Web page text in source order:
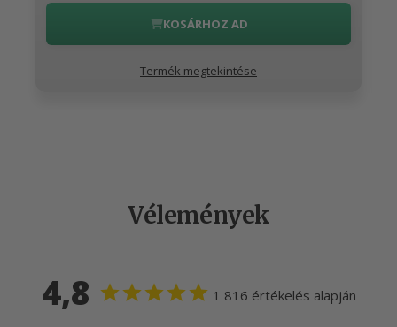
KOSÁRHOZ AD
Termék megtekintése
Vélemények
4,8 1 816 értékelés alapján